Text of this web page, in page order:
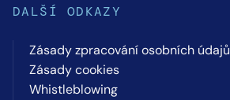
DALŠÍ ODKAZY
Zásady zpracování osobních údajů
Zásady cookies
Whistleblowing